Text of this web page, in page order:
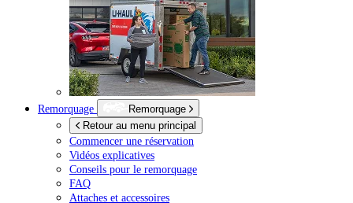
Remorquage
Remorquage
Retour au menu principal
Commencer une réservation
Vidéos explicatives
Conseils pour le remorquage
FAQ
Attaches et accessoires